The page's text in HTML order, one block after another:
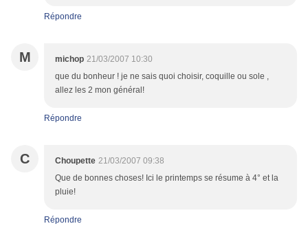
Répondre
M michop 21/03/2007 10:30
que du bonheur ! je ne sais quoi choisir, coquille ou sole ,
allez les 2 mon général!
Répondre
C Choupette 21/03/2007 09:38
Que de bonnes choses! Ici le printemps se résume à 4° et la
pluie!
Répondre